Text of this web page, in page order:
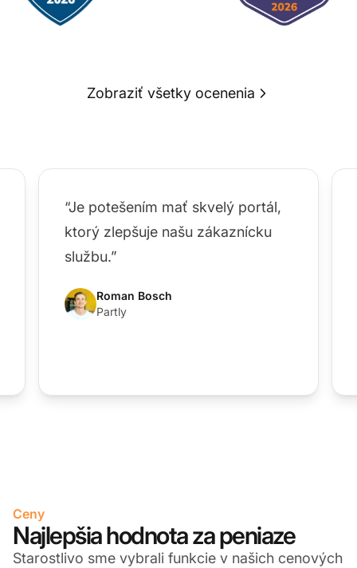
Zobraziť všetky ocenenia
“Je potešením mať skvelý portál,
ktorý zlepšuje našu zákaznícku
službu.”
Roman Bosch
Partly
Ceny
Najlepšia hodnota za peniaze
Starostlivo sme vybrali funkcie v našich cenových